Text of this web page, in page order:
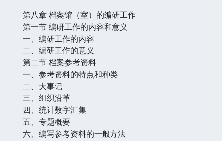
第八章 档案馆（室）的编研工作
第一节 编研工作的内容和意义
一、编研工作的内容
二、编研工作的意义
第二节 档案参考资料
一、参考资料的特点和种类
二、大事记
三、组织沿革
四、统计数字汇集
五、专题概要
六、编写参考资料的一般方法